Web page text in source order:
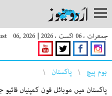
جمعرات ، 06 اگست ، 2026 |
06, 2026
You are here
ہوم پیچ
پاکستان
پاکستان میں موبائل فون کمپنیاں